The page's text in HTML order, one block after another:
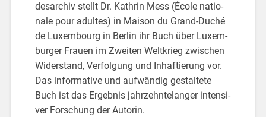
des­ar­chiv stellt Dr. Kath­rin Mess (École na­tio­
na­le pour adul­tes) in Mai­son du Grand-Duché
de Lu­xem­bourg in Ber­lin ihr Buch über Lu­xem­
bur­ger Frau­en im Zwei­ten Welt­krieg zwi­schen
Wi­der­stand, Ver­fol­gung und In­haf­tie­rung vor.
Das in­for­ma­ti­ve und auf­wän­dig ge­stal­te­te
Buch ist das Er­geb­nis jahr­zehn­te­lan­ger in­ten­si­
ver For­schung der Au­to­rin.